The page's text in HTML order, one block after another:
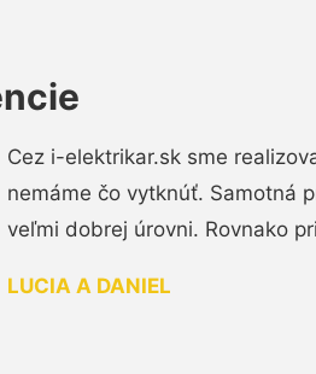
Cez i-elektrikar.sk sme
nemáme čo vytknúť. Samotná
veľmi dobrej úrovni. Rovnako
LUCIA A DANIEL